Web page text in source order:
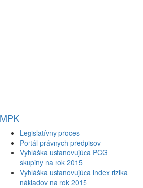
MPK
Legislatívny proces
Portál právnych predpisov
Vyhláška ustanovujúca PCG
skupiny na rok 2015
Vyhláška ustanovujúca index rizika
nákladov na rok 2015